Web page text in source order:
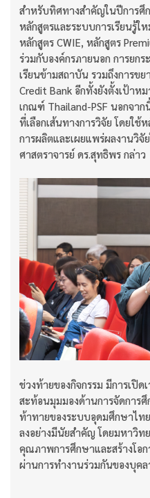
สำหรับทิศทางสำคัญในปีการ
หลักสูตรและระบบการเรียนรู้
หลักสูตร CWIE, หลักสูตร
ร่วมกับองค์กรภายนอก การยก
เรียนข้ามสถาบัน รวมถึงการข
Credit Bank อีกทั้งยังตั้งเป้าห
เกณฑ์ Thailand-PSF นอกจา
ที่เลือกเส้นทางการวิจัย โดยใ
การผลิตและเผยแพร่ผลงานวิจั
ศาสตราจารย์ ดร.สุทธิพร กล่าว
ช่วงท้ายของกิจกรรม มีการเปิ
สะท้อนมุมมองด้านการจัดการ
ท้าทายของระบบอุดมศึกษาไท
ลงอย่างมีนัยสำคัญ โดยมหาวิ
คุณภาพการศึกษาและสร้างโอก
ผ่านการทำงานร่วมกันของบุค